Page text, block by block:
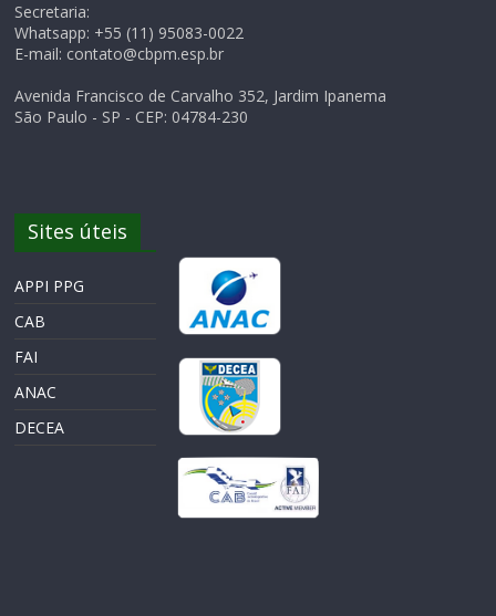
Secretaria:
Whatsapp: +55 (11) 95083-0022
E-mail: contato@cbpm.esp.br
Avenida Francisco de Carvalho 352, Jardim Ipanema
São Paulo - SP - CEP: 04784-230
Sites úteis
APPI PPG
CAB
FAI
ANAC
DECEA